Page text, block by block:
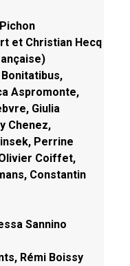
et Christian Hecq
Aspromonte,
Giulia
Chenez,
Perrine
Coiffet,
Constantin
Sannino
Rémi Boissy